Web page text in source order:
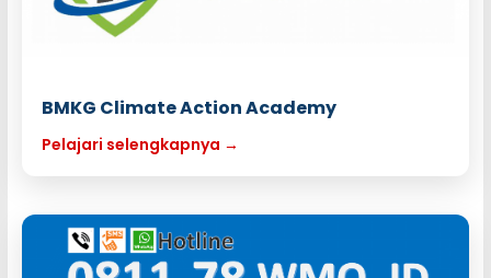
BMKG Climate Action Academy
Pelajari selengkapnya →